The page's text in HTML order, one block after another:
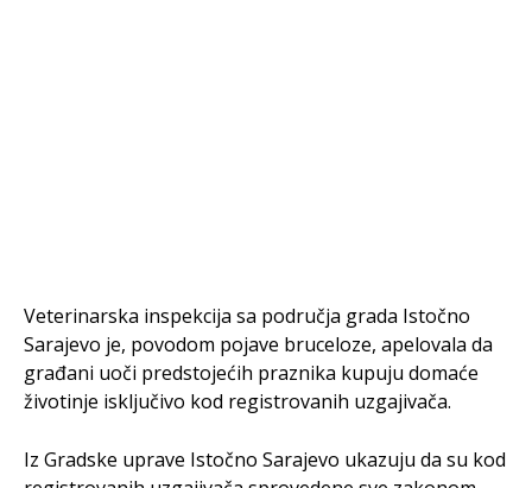
Veterinarska inspekcija sa područja grada Istočno
Sarajevo je, povodom pojave bruceloze, apelovala da
građani uoči predstojećih praznika kupuju domaće
životinje isključivo kod registrovanih uzgajivača.
Iz Gradske uprave Istočno Sarajevo ukazuju da su kod